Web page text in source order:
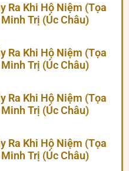
Ra Khi Hộ Niệm (Tọa
Trị (Úc Châu)
Ra Khi Hộ Niệm (Tọa
Trị (Úc Châu)
Ra Khi Hộ Niệm (Tọa
Trị (Úc Châu)
Ra Khi Hộ Niệm (Tọa
Trị (Úc Châu)